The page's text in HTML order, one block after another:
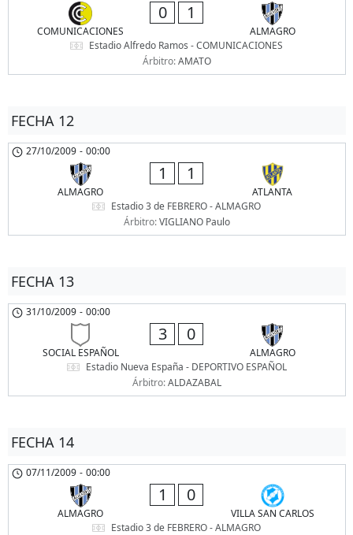
COMUNICACIONES
0 1
ALMAGRO
Estadio Alfredo Ramos - COMUNICACIONES
Árbitro:AMATO
FECHA 12
27/10/2009 - 00:00
ALMAGRO
1 1
ATLANTA
Estadio 3 de FEBRERO - ALMAGRO
Árbitro:VIGLIANO Paulo
FECHA 13
31/10/2009 - 00:00
SOCIAL ESPAÑOL
3 0
ALMAGRO
Estadio Nueva España - DEPORTIVO ESPAÑOL
Árbitro:ALDAZABAL
FECHA 14
07/11/2009 - 00:00
ALMAGRO
1 0
VILLA SAN CARLOS
Estadio 3 de FEBRERO - ALMAGRO